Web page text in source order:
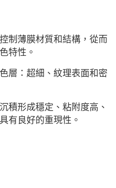
制薄膜材質和結構，從而
特性。
層：超細、紋理表面和密
積形成穩定、粘附度高、
有良好的重現性。